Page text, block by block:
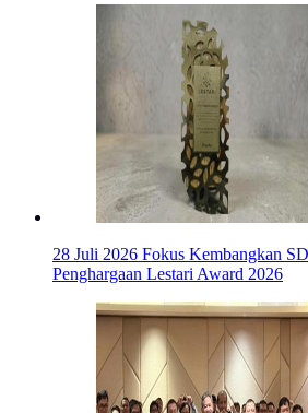
28 Juli 2026 Fokus Kembangkan
Penghargaan Lestari Award 2026